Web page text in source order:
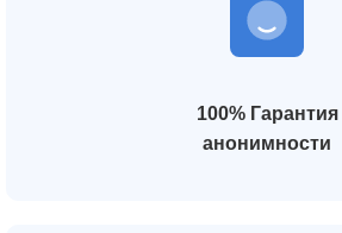
100% Гарантия
анонимности